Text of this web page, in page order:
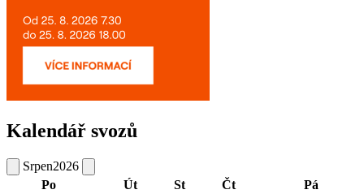
Kalendář svozů
Srpen2026
Po
Út St Čt Pá